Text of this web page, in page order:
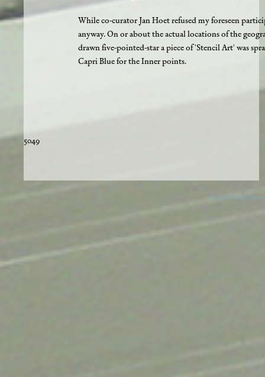
While co-curator Jan Hoet refused my foreseen
anyway. On or about the actual locations of the
drawn five-pointed-star a piece of 'Stencil Art' was
Capri Blue for the Inner points.
5049
© 2026 Danny